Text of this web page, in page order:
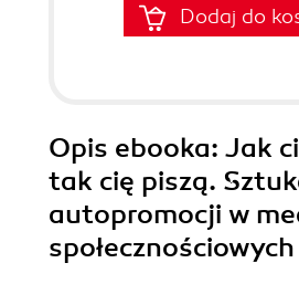
Dodaj do
Opis ebooka: Jak
tak cię piszą.
autopromocji w
społecznościowych